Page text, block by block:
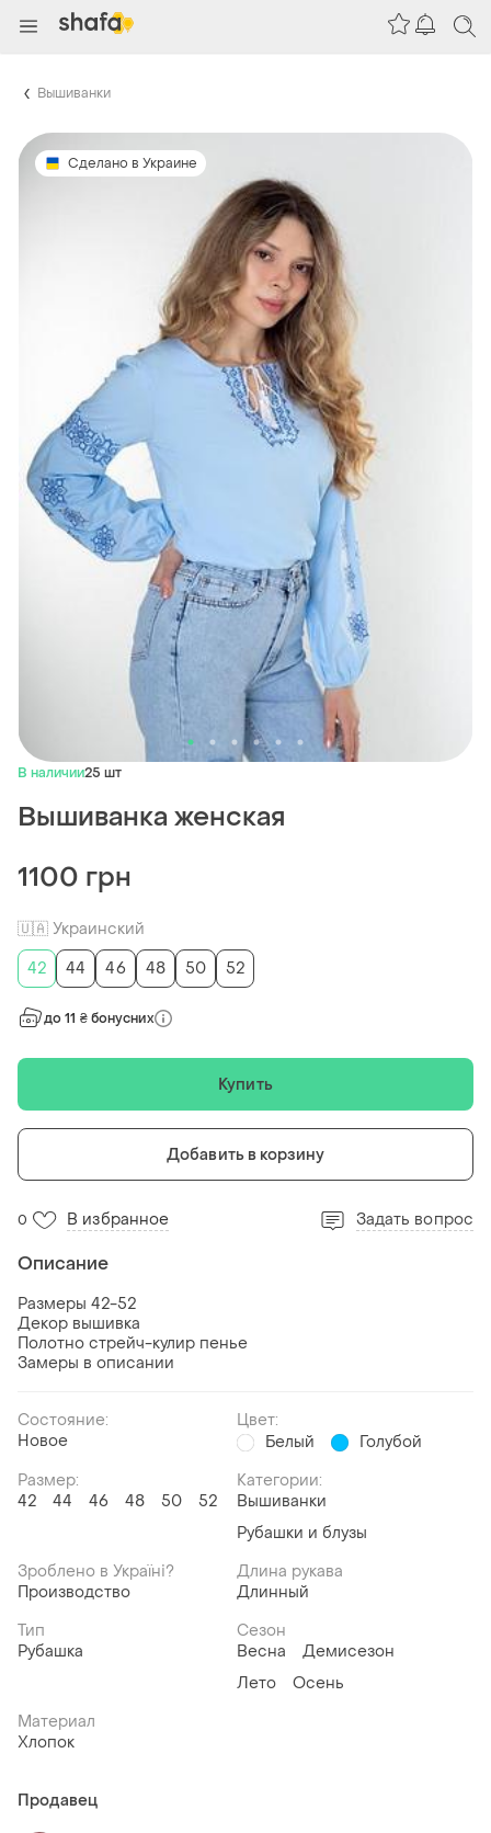
Вышиванки
Сделано в Украине
В наличии25 шт
Вышиванка женская
1100 грн
🇺🇦 Украинский
42
44 46 48 50 52
до 11 ₴ бонусних
Купить
Добавить в корзину
0 В избранное Задать вопрос
Описание
Размеры 42-52
Декор вышивка
Полотно стрейч-кулир пенье
Замеры в описании
Состояние:
Новое
Цвет:
Белый
Голубой
Размер:
42
44 46 48 50 52
Категории:
Вышиванки
Рубашки и блузы
Зроблено в Україні?
Производство
Длина рукава
Длинный
Тип
Рубашка
Сезон
Весна
Демисезон
Лето
Осень
Материал
Хлопок
Продавец